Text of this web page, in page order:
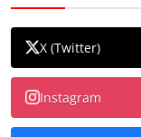
X (Twitter)
Instagram